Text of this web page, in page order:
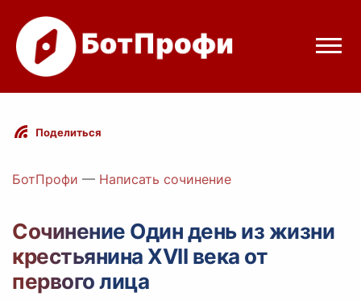
Режимы бота
Цены
Вход с Telegram
Поделиться
БотПрофи — Написать сочинение
Сочинение Один день из жизни
крестьянина XVII века от
первого лица